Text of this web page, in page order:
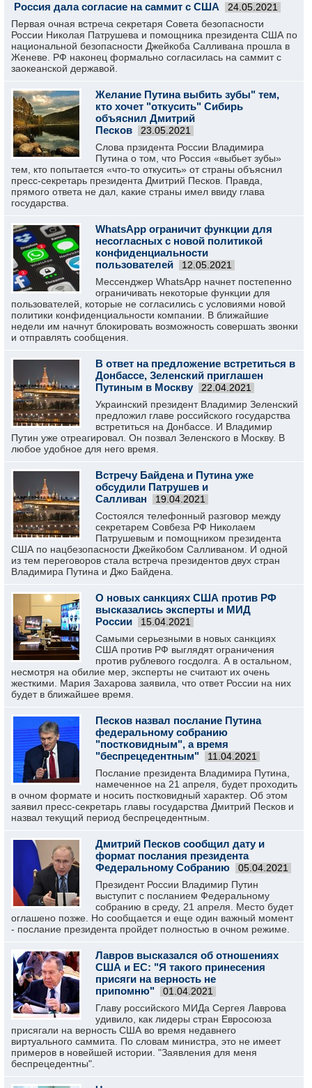
Россия дала согласие на саммит с США 24.05.2021
Первая очная встреча секретаря Совета безопасности
России Николая Патрушева и помощника президента США по
национальной безопасности Джейкоба Салливана прошла в
Женеве. РФ наконец формально согласилась на саммит с
заокеанской державой.
Желание Путина выбить зубы" тем,
кто хочет "откусить" Сибирь
объяснил Дмитрий
Песков
23.05.2021
Слова прзидента России Владимира
Путина о том, что Россия «выбьет зубы»
тем, кто попытается «что-то откусить» от страны объяснил
пресс-секретарь президента Дмитрий Песков. Правда,
прямого ответа не дал, какие страны имел ввиду глава
государства.
WhatsApp ограничит функции для
несогласных с новой политикой
конфиденциальности
пользователей
12.05.2021
Мессенджер WhatsApp начнет постепенно
ограничивать некоторые функции для
пользователей, которые не согласились с условиями новой
политики конфиденциальности компании. В ближайшие
недели им начнут блокировать возможность совершать звонки
и отправлять сообщения.
В ответ на предложение встретиться в
Донбассе, Зеленский приглашен
Путиным в Москву
22.04.2021
Украинский президент Владимир Зеленский
предложил главе российского государства
встретиться на Донбассе. И Владимир
Путин уже отреагировал. Он позвал Зеленского в Москву. В
любое удобное для него время.
Встречу Байдена и Путина уже
обсудили Патрушев и
Салливан
19.04.2021
Состоялся телефонный разговор между
секретарем Совбеза РФ Николаем
Патрушевым и помощником президента
США по нацбезопасности Джейкобом Салливаном. И одной
из тем переговоров стала встреча президентов двух стран
Владимира Путина и Джо Байдена.
О новых санкциях США против РФ
высказались эксперты и МИД
России
15.04.2021
Самыми серьезными в новых санкциях
США против РФ выглядят ограничения
против рублевого госдолга. А в остальном,
несмотря на обилие мер, эксперты не считают их очень
жесткими. Мария Захарова заявила, что ответ России на них
будет в ближайшее время.
Песков назвал послание Путина
федеральному собранию
"постковидным", а время
"беспрецедентным"
11.04.2021
Послание президента Владимира Путина,
намеченное на 21 апреля, будет проходить
в очном формате и носить постковидный характер. Об этом
заявил пресс-секретарь главы государства Дмитрий Песков и
назвал текущий период беспрецедентным.
Дмитрий Песков сообщил дату и
формат послания президента
Федеральному Собранию
05.04.2021
Президент России Владимир Путин
выступит с посланием Федеральному
собранию в среду, 21 апреля. Место будет
оглашено позже. Но сообщается и еще один важный момент
- послание президента пройдет полностью в очном режиме.
Лавров высказался об отношениях
США и ЕС: "Я такого принесения
присяги на верность не
припомню"
01.04.2021
Главу российского МИДа Сергея Лаврова
удивило, как лидеры стран Евросоюза
присягали на верность США во время недавнего
виртуального саммита. По словам министра, это не имеет
примеров в новейшей истории. "Заявления для меня
беспрецедентны".